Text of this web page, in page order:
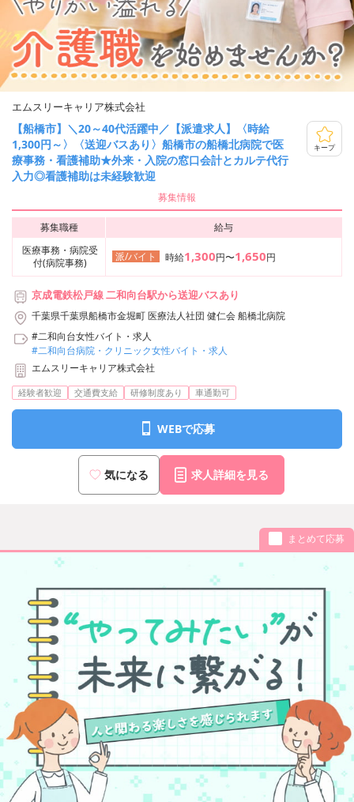
エムスリーキャリア株式会社
【船橋市】＼20～40代活躍中／【派遣求人】〈時給
1,300円～〉〈送迎バスあり〉船橋市の船橋北病院で医
療事務・看護補助★外来・入院の窓口会計とカルテ代行
入力◎看護補助は未経験歓迎
キープ
募集情報
募集職種
給与
医療事務・病院受
付(病院事務)
派/バイト 時給1,300円〜1,650円
京成電鉄松戸線 二和向台駅から送迎バスあり
千葉県千葉県船橋市金堀町 医療法人社団 健仁会 船橋北病院
#二和向台女性バイト・求人
#二和向台病院・クリニック女性バイト・求人
エムスリーキャリア株式会社
経験者歓迎 交通費支給 研修制度あり 車通勤可
WEBで応募
気になる 求人詳細を見る
まとめて応募